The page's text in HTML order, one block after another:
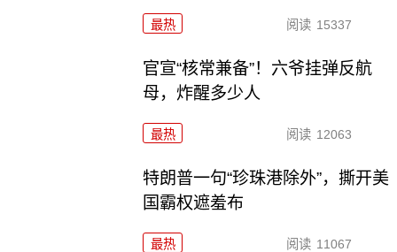
最热 阅读 15337
官宣“核常兼备”！六爷挂弹反航
母，炸醒多少人
最热 阅读 12063
特朗普一句“珍珠港除外”，撕开美
国霸权遮羞布
最热 阅读 11067